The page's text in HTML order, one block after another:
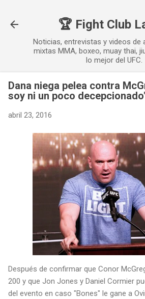
🏆 Fight Club
Noticias, entrevistas y videos de
mixtas MMA, boxeo, muay thai,
lo mejor del UFC.
Dana niega pelea contra
soy ni un poco
abril 23, 2016
Después de confirmar que Conor
200 y que Jon Jones y Daniel Cormier
del evento en caso "Bones" le gane a